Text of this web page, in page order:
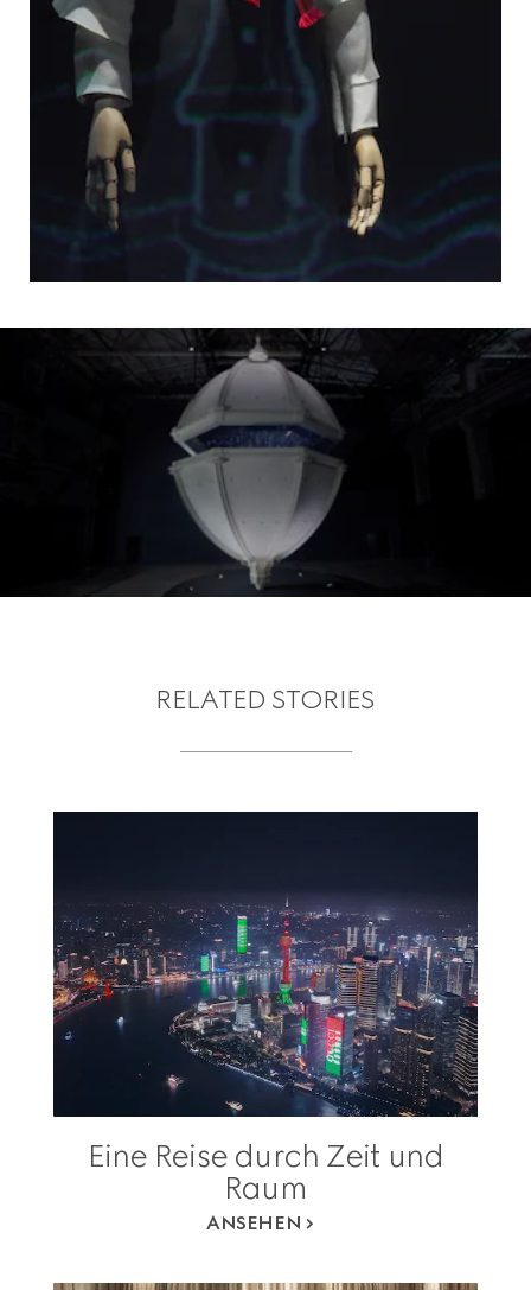
RELATED STORIES
Eine Reise durch Zeit und
Raum
ANSEHEN